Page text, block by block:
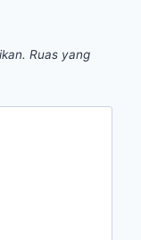
Ruas yang